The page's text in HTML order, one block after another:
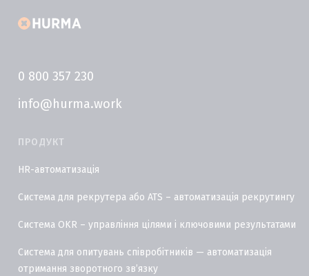
0 800 357 230
info@hurma.work
ПРОДУКТ
HR-автоматизація
Система для рекрутера або ATS – автоматизація рекрутингу
Система OKR – управління цілями і ключовими результатами
Система для опитувань співробітників — автоматизація
отримання зворотного звʼязку